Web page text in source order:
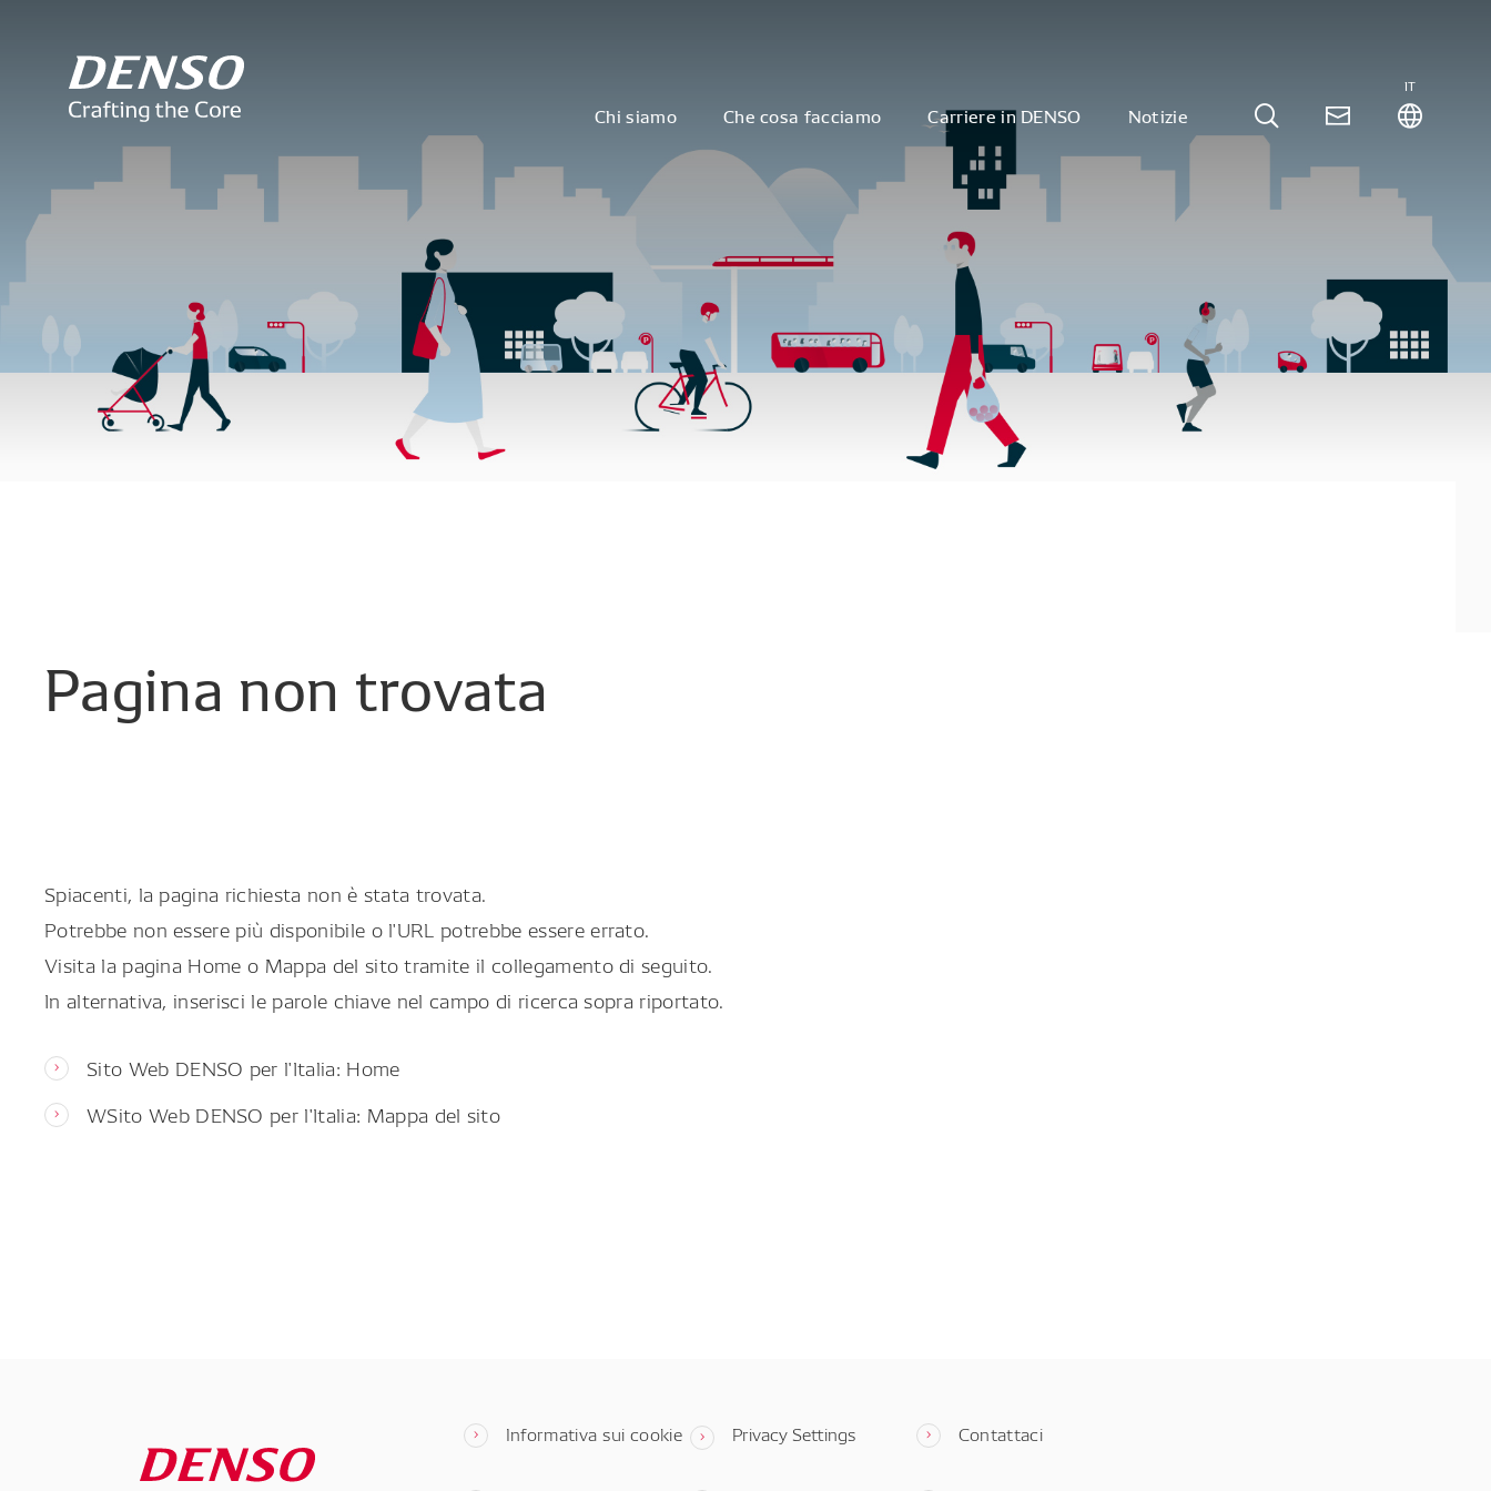
Chi siamo Che cosa facciamo Carriere in DENSO Notizie
IT
Pagina non trovata
Spiacenti, la pagina richiesta non è stata trovata.
Potrebbe non essere più disponibile o l'URL potrebbe essere errato.
Visita la pagina Home o Mappa del sito tramite il collegamento di seguito.
In alternativa, inserisci le parole chiave nel campo di ricerca sopra riportato.
Sito Web DENSO per l'Italia: Home
WSito Web DENSO per l'Italia: Mappa del sito
Informativa sui cookie Privacy Settings Contattaci